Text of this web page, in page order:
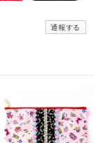
通報する